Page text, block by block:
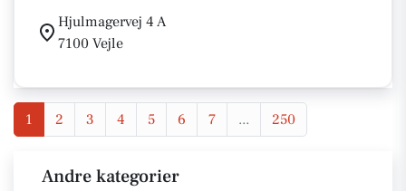
Hjulmagervej 4 A
7100 Vejle
1 2 3 4 5 6 7 ... 250
Andre kategorier